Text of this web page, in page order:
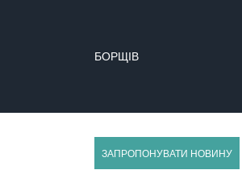
БОРЩІВ
ЗАПРОПОНУВАТИ НОВИНУ